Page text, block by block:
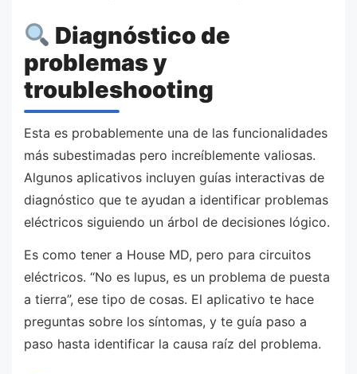
Diagnóstico de
problemas y
troubleshooting
Esta es probablemente una de las funcionalidades
más subestimadas pero increíblemente valiosas.
Algunos aplicativos incluyen guías interactivas de
diagnóstico que te ayudan a identificar problemas
eléctricos siguiendo un árbol de decisiones lógico.
Es como tener a House MD, pero para circuitos
eléctricos. “No es lupus, es un problema de puesta
a tierra”, ese tipo de cosas. El aplicativo te hace
preguntas sobre los síntomas, y te guía paso a
paso hasta identificar la causa raíz del problema.